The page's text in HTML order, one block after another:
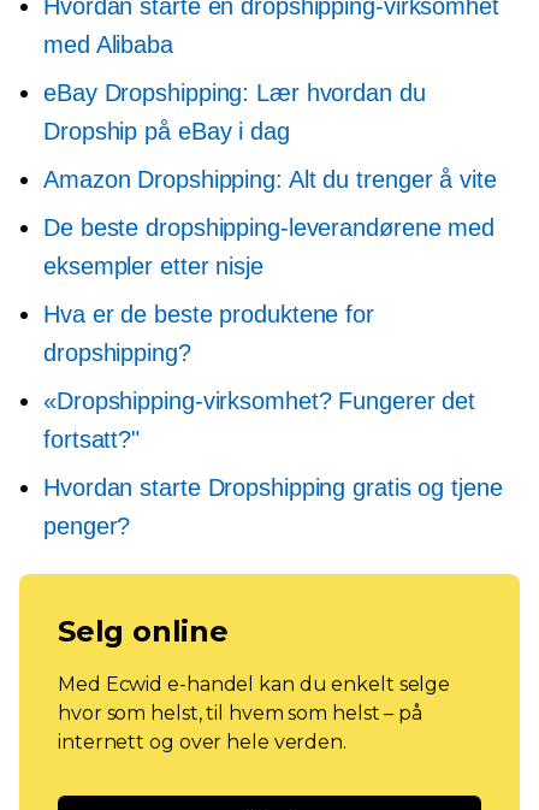
Hvordan starte en dropshipping-virksomhet
med Alibaba
eBay Dropshipping: Lær hvordan du
Dropship på eBay i dag
Amazon Dropshipping: Alt du trenger å vite
De beste dropshipping-leverandørene med
eksempler etter nisje
Hva er de beste produktene for
dropshipping?
«Dropshipping-virksomhet? Fungerer det
fortsatt?"
Hvordan starte Dropshipping gratis og tjene
penger?
Selg online
Med Ecwid e-handel kan du enkelt selge
hvor som helst, til hvem som helst – på
internett og over hele verden.